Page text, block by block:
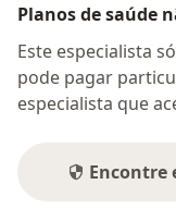
Planos de saúde
Este especialista
pode pagar
especialista que
Encontre